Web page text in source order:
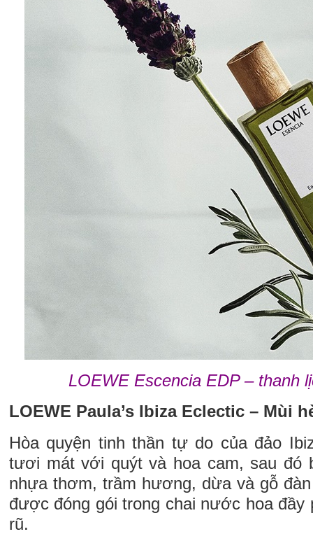
LOEWE Escencia EDP – thanh
LOEWE Paula’s Ibiza Eclectic – Mùi
Hòa quyện tinh thần tự do của đảo
tươi mát với quýt và hoa cam, sau đó
nhựa thơm, trầm hương, dừa và gỗ
được đóng gói trong chai nước hoa đầy
rũ.